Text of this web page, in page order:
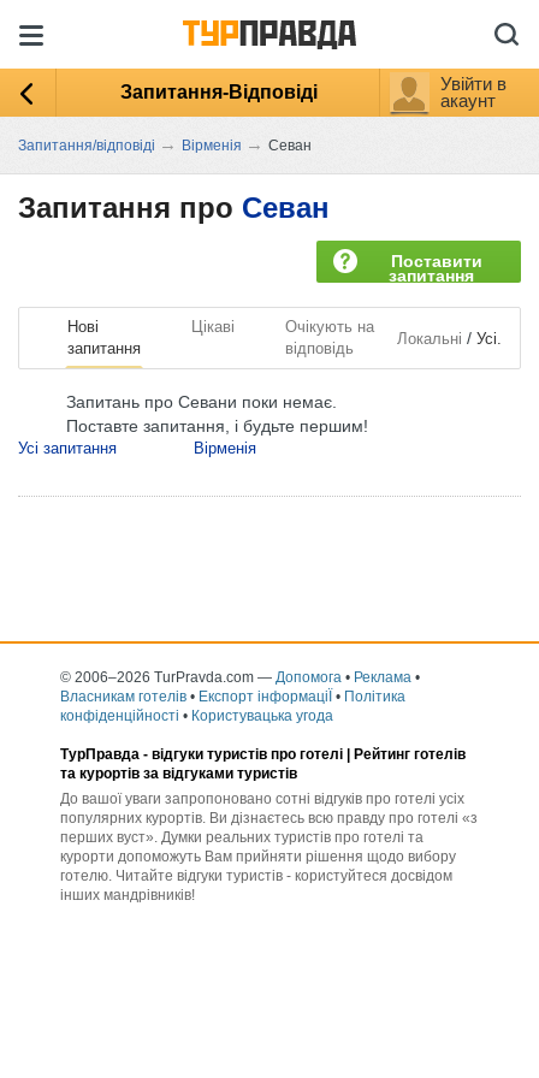
Запитання-Відповіді
Увійти в
акаунт
Запитання/відповіді → Вірменія → Севан
Запитання про Севан
Поставити
запитання
Нові
запитання
Цікаві
Очікують на
відповідь
Локальні / Усі.
Запитань про Севани поки немає.
Поставте запитання, і будьте першим!
Усі запитання Вірменія
© 2006–2026 TurPravda.com — Допомога • Реклама •
Власникам готелів • Експорт інформаціЇ • Політика
конфіденційності • Користувацька угода
ТурПравда - відгуки туристів про готелі | Рейтинг готелів
та курортів за відгуками туристів
До вашої уваги запропоновано сотні відгуків про готелі усіх
популярних курортів. Ви дізнаєтесь всю правду про готелі «з
перших вуст». Думки реальних туристів про готелі та
курорти допоможуть Вам прийняти рішення щодо вибору
готелю. Читайте відгуки туристів - користуйтеся досвідом
інших мандрівників!